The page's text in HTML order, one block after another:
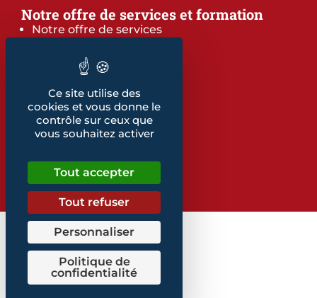
Notre offre de services et formation
Notre offre de services
Notre dépliant formation
Nos publications
Retrouvez également...
Ce site utilise des
cookies et vous donne le
contrôle sur ceux que
vous souhaitez activer
Tout accepter
Tout refuser
Personnaliser
Politique de
confidentialité